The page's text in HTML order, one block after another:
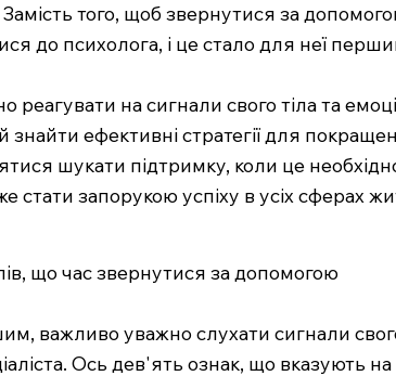
Замість того, щоб звернутися за
до психолога, і це стало для неї
реагувати на сигнали свого тіла та
ефективні стратегії для
шукати підтримку, коли це
стати запорукою успіху в усіх сферах
що час звернутися за допомогою
важливо уважно слухати сигнали
Ось дев'ять ознак, що вказують